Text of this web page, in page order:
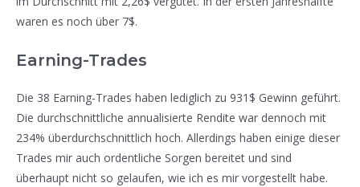
waren es noch über 7$.
Earning-Trades
Die 38 Earning-Trades haben lediglich zu 931$ Gewinn geführt.
Die durchschnittliche annualisierte Rendite war dennoch mit
234% überdurchschnittlich hoch. Allerdings haben einige dieser
Trades mir auch ordentliche Sorgen bereitet und sind
überhaupt nicht so gelaufen, wie ich es mir vorgestellt habe.